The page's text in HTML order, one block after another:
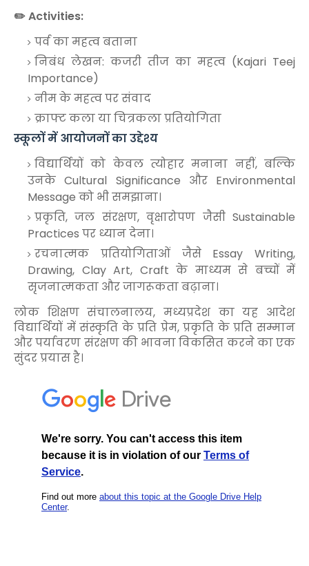
✏️ Activities:
पर्व का महत्व बताना
निबंध लेखन: कजरी तीज का महत्व (Kajari Teej
Importance)
नीम के महत्व पर संवाद
क्राफ्ट कला या चित्रकला प्रतियोगिता
स्कूलों में आयोजनों का उद्देश्य
विद्यार्थियों को केवल त्योहार मनाना नहीं, बल्कि
उनके Cultural Significance और Environmental
Message को भी समझाना।
प्रकृति, जल संरक्षण, वृक्षारोपण जैसी Sustainable
Practices पर ध्यान देना।
रचनात्मक प्रतियोगिताओं जैसे Essay Writing,
Drawing, Clay Art, Craft के माध्यम से बच्चों में
सृजनात्मकता और जागरूकता बढ़ाना।
लोक शिक्षण संचालनालय, मध्यप्रदेश का यह आदेश
विद्यार्थियों में संस्कृति के प्रति प्रेम, प्रकृति के प्रति सम्मान
और पर्यावरण संरक्षण की भावना विकसित करने का एक
सुंदर प्रयास है।